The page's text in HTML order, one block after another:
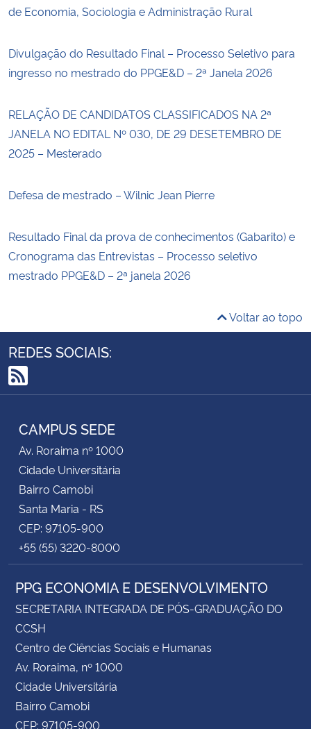
de Economia, Sociologia e Administração Rural
Divulgação do Resultado Final – Processo Seletivo para
ingresso no mestrado do PPGE&D – 2ª Janela 2026
RELAÇÃO DE CANDIDATOS CLASSIFICADOS NA 2ª
JANELA NO EDITAL Nº 030, DE 29 DESETEMBRO DE
2025 – Mesterado
Defesa de mestrado – Wilnic Jean Pierre
Resultado Final da prova de conhecimentos (Gabarito) e
Cronograma das Entrevistas – Processo seletivo
mestrado PPGE&D – 2ª janela 2026
Voltar ao topo
REDES SOCIAIS:
RSS
CAMPUS SEDE
Av. Roraima nº 1000
Cidade Universitária
Bairro Camobi
Santa Maria - RS
CEP: 97105-900
+55 (55) 3220-8000
PPG ECONOMIA E DESENVOLVIMENTO
SECRETARIA INTEGRADA DE PÓS-GRADUAÇÃO DO
CCSH
Centro de Ciências Sociais e Humanas
Av. Roraima, nº 1000
Cidade Universitária
Bairro Camobi
CEP: 97105-900